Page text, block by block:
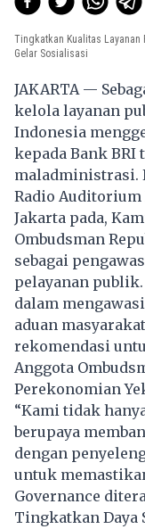
Tingkatkan Kualitas Layanan
Gelar Sosialisasi
JAKARTA —
kelola layanan
Indonesia
kepada Bank BRI
maladministrasi.
Radio
Jakarta pada,
Ombudsman
sebagai
pelayanan
dalam
aduan
rekomendasi
Anggota
Perekonomian
“Kami tidak
berupaya
dengan
untuk
Governance
Tingkatkan Daya